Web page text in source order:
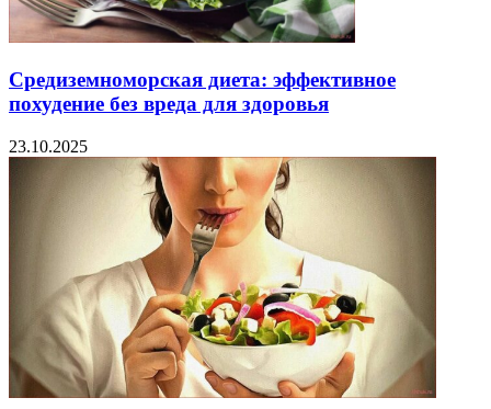
Средиземноморская диета: эффективное
похудение без вреда для здоровья
23.10.2025